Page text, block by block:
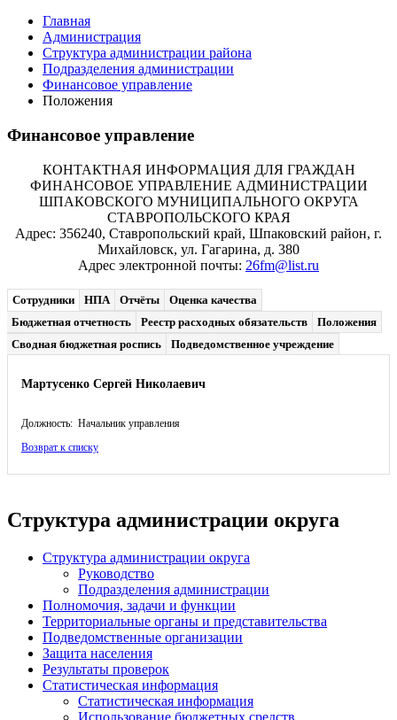
Главная
Администрация
Структура администрации района
Подразделения администрации
Финансовое управление
Положения
Финансовое управление
КОНТАКТНАЯ ИНФОРМАЦИЯ ДЛЯ ГРАЖДАН
ФИНАНСОВОЕ УПРАВЛЕНИЕ АДМИНИСТРАЦИИ
ШПАКОВСКОГО МУНИЦИПАЛЬНОГО ОКРУГА
СТАВРОПОЛЬСКОГО КРАЯ
Адрес: 356240, Ставропольский край, Шпаковский район, г.
Михайловск, ул. Гагарина, д. 380
Адрес электронной почты: 26fm@list.ru
Сотрудники НПА Отчёты
Оценка качества
Бюджетная отчетность
Реестр расходных обязательств
Положения
Сводная бюджетная роспись
Подведомственное учреждение
Мартусенко Сергей Николаевич
Должность: Начальник управления
Возврат к списку
Структура администрации округа
Структура администрации округа
Руководство
Подразделения администрации
Полномочия, задачи и функции
Территориальные органы и представительства
Подведомственные организации
Защита населения
Результаты проверок
Статистическая информация
Статистическая информация
Использование бюджетных средств